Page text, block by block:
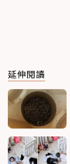
延伸閱讀